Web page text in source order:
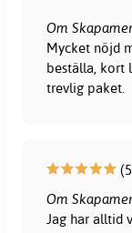
Om
Mycket nöjd
beställa, kort
trevlig paket.
Om
Jag har alltid